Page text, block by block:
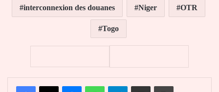
interconnexion des douanes Niger OTR
Togo
FacebookX MessengerWhatsAppTelegramPartager par email Imprimer